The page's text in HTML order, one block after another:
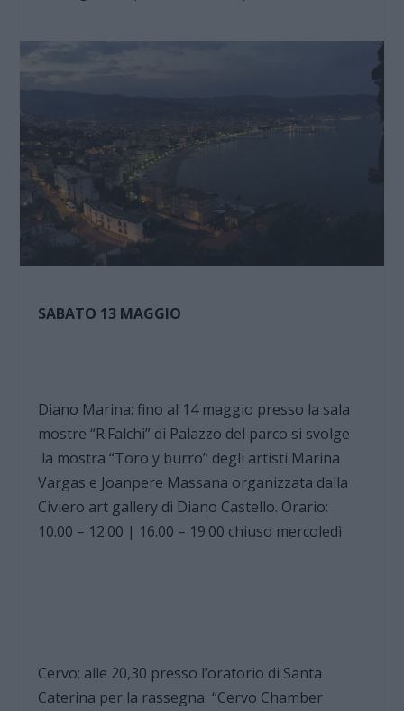
SABATO 13 MAGGIO
Diano Marina: fino al 14 maggio presso la sala
mostre “R.Falchi” di Palazzo del parco si svolge
la mostra “Toro y burro” degli artisti Marina
Vargas e Joanpere Massana organizzata dalla
Civiero art gallery di Diano Castello. Orario:
10.00 – 12.00 | 16.00 – 19.00 chiuso mercoledì
Cervo: alle 20,30 presso l’oratorio di Santa
Caterina per la rassegna “Cervo Chamber